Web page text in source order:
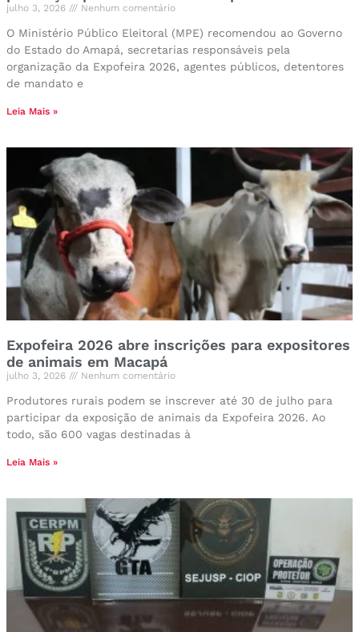
julho 3, 2026 Nenhum comentário
O Ministério Público Eleitoral (MPE) recomendou ao Governo
do Estado do Amapá, secretarias responsáveis pela
organização da Expofeira 2026, agentes públicos, detentores
de mandato e
Leia Mais »
Expofeira 2026 abre inscrições para expositores
de animais em Macapá
julho 3, 2026 Nenhum comentário
Produtores rurais podem se inscrever até 30 de julho para
participar da exposição de animais da Expofeira 2026. Ao
todo, são 600 vagas destinadas à
Leia Mais »